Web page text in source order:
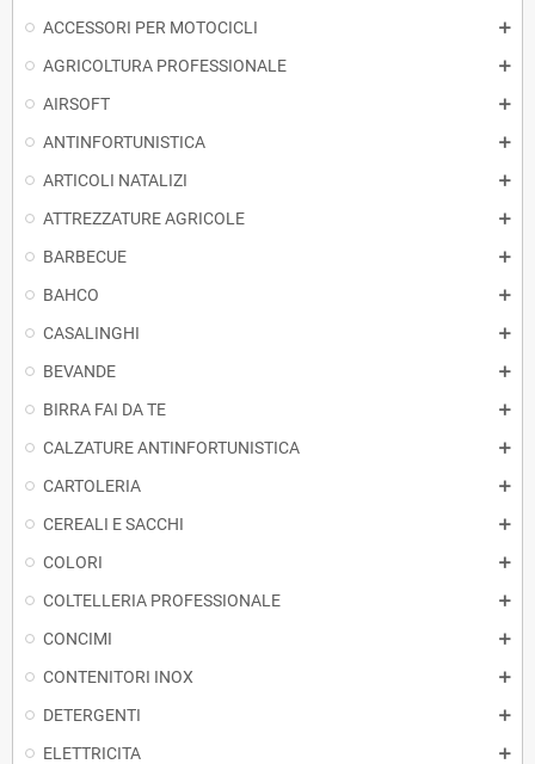
ACCESSORI PER MOTOCICLI
AGRICOLTURA PROFESSIONALE
AIRSOFT
ANTINFORTUNISTICA
ARTICOLI NATALIZI
ATTREZZATURE AGRICOLE
BARBECUE
BAHCO
CASALINGHI
BEVANDE
BIRRA FAI DA TE
CALZATURE ANTINFORTUNISTICA
CARTOLERIA
CEREALI E SACCHI
COLORI
COLTELLERIA PROFESSIONALE
CONCIMI
CONTENITORI INOX
DETERGENTI
ELETTRICITA